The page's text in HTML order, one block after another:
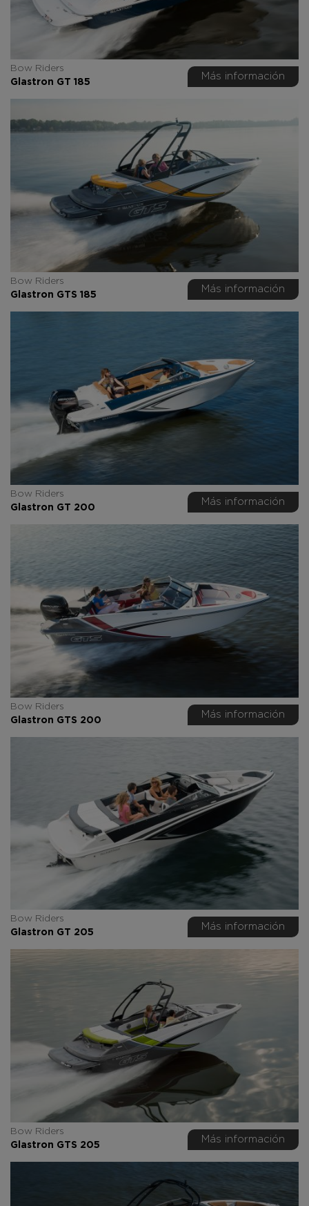
Bow Riders
Glastron GT 185
Más información
Bow Riders
Glastron GTS 185
Más información
Bow Riders
Glastron GT 200
Más información
Bow Riders
Glastron GTS 200
Más información
Bow Riders
Glastron GT 205
Más información
Bow Riders
Glastron GTS 205
Más información